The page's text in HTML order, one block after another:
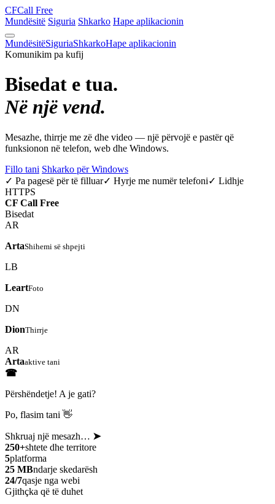
CFCall Free
Mundësitë Siguria Shkarko Hape aplikacionin
MundësitëSiguriaShkarkoHape aplikacionin
Komunikim pa kufij
Bisedat e tua.
Në një vend.
Mesazhe, thirrje me zë dhe video — një përvojë e pastër që
funksionon në telefon, web dhe Windows.
Fillo tani Shkarko për Windows
✓ Pa pagesë për të filluar✓ Hyrje me numër telefoni✓ Lidhje
HTTPS
CF Call Free
Bisedat
AR
ArtaShihemi së shpejti
LB
LeartFoto
DN
DionThirrje
AR
Artaaktive tani
☎
Përshëndetje! A je gati?
Po, flasim tani 👋
Shkruaj një mesazh… ➤
250+shtete dhe territore
5platforma
25 MBndarje skedarësh
24/7qasje nga webi
Gjithçka që të duhet